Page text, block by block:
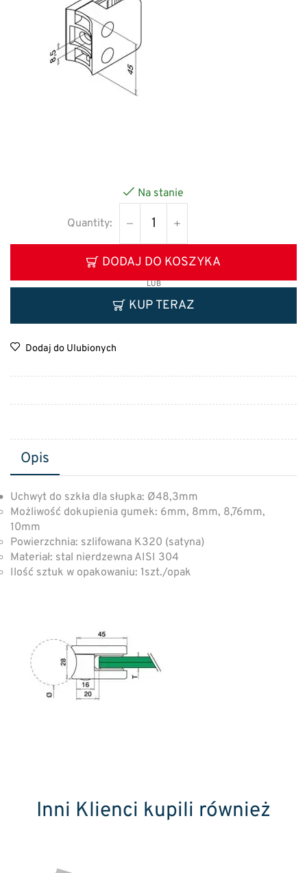
Na stanie
DODAJ DO KOSZYKA
LUB
KUP TERAZ
Dodaj do Ulubionych
Opis
Uchwyt do szkła dla słupka: Ø48,3mm
Możliwość dokupienia gumek: 6mm, 8mm, 8,76mm,
10mm
Powierzchnia: szlifowana K320 (satyna)
Materiał: stal nierdzewna AISI 304
Ilość sztuk w opakowaniu: 1szt./opak
Inni Klienci kupili również